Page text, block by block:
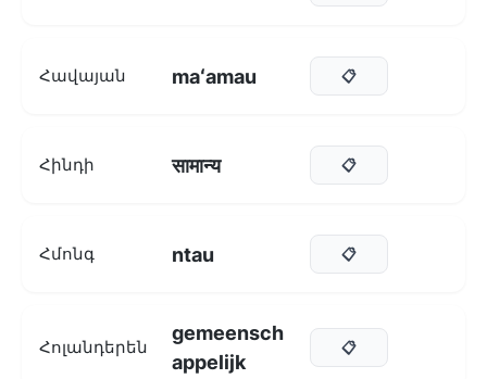
Հավայան maʻamau 📋
Հինդի सामान्य 📋
Հմոնգ ntau 📋
Հոլանդերեն
gemeensch
appelijk
📋